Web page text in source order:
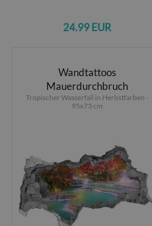
24.99 EUR
Wandtattoos
Mauerdurchbruch
Tropischer Wasserfall in Herbstfarben -
95x73 cm